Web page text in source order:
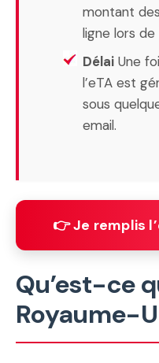
montant
ligne lors de
Délai Une
l’eTA est
sous
email.
👉 Je remplis
Qu’est-ce
Royaume-